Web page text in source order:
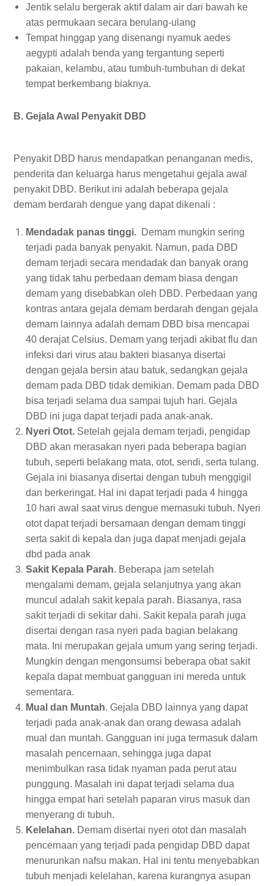
Jentik selalu bergerak aktif dalam air dari bawah ke
atas permukaan secara berulang-ulang
Tempat hinggap yang disenangi nyamuk aedes
aegypti adalah benda yang tergantung seperti
pakaian, kelambu, atau tumbuh-tumbuhan di dekat
tempat berkembang biaknya.
B. Gejala Awal Penyakit DBD
Penyakit DBD harus mendapatkan penanganan medis,
penderita dan keluarga harus mengetahui gejala awal
penyakit DBD. Berikut ini adalah beberapa gejala
demam berdarah dengue yang dapat dikenali :
Mendadak panas tinggi. Demam mungkin sering
terjadi pada banyak penyakit. Namun, pada DBD
demam terjadi secara mendadak dan banyak orang
yang tidak tahu perbedaan demam biasa dengan
demam yang disebabkan oleh DBD. Perbedaan yang
kontras antara gejala demam berdarah dengan gejala
demam lainnya adalah demam DBD bisa mencapai
40 derajat Celsius. Demam yang terjadi akibat flu dan
infeksi dari virus atau bakteri biasanya disertai
dengan gejala bersin atau batuk, sedangkan gejala
demam pada DBD tidak demikian. Demam pada DBD
bisa terjadi selama dua sampai tujuh hari. Gejala
DBD ini juga dapat terjadi pada anak-anak.
Nyeri Otot. Setelah gejala demam terjadi, pengidap
DBD akan merasakan nyeri pada beberapa bagian
tubuh, seperti belakang mata, otot, sendi, serta tulang.
Gejala ini biasanya disertai dengan tubuh menggigil
dan berkeringat. Hal ini dapat terjadi pada 4 hingga
10 hari awal saat virus dengue memasuki tubuh. Nyeri
otot dapat terjadi bersamaan dengan demam tinggi
serta sakit di kepala dan juga dapat menjadi gejala
dbd pada anak
Sakit Kepala Parah. Beberapa jam setelah
mengalami demam, gejala selanjutnya yang akan
muncul adalah sakit kepala parah. Biasanya, rasa
sakit terjadi di sekitar dahi. Sakit kepala parah juga
disertai dengan rasa nyeri pada bagian belakang
mata. Ini merupakan gejala umum yang sering terjadi.
Mungkin dengan mengonsumsi beberapa obat sakit
kepala dapat membuat gangguan ini mereda untuk
sementara.
Mual dan Muntah. Gejala DBD lainnya yang dapat
terjadi pada anak-anak dan orang dewasa adalah
mual dan muntah. Gangguan ini juga termasuk dalam
masalah pencernaan, sehingga juga dapat
menimbulkan rasa tidak nyaman pada perut atau
punggung. Masalah ini dapat terjadi selama dua
hingga empat hari setelah paparan virus masuk dan
menyerang di tubuh.
Kelelahan. Demam disertai nyeri otot dan masalah
pencernaan yang terjadi pada pengidap DBD dapat
menurunkan nafsu makan. Hal ini tentu menyebabkan
tubuh menjadi kelelahan, karena kurangnya asupan